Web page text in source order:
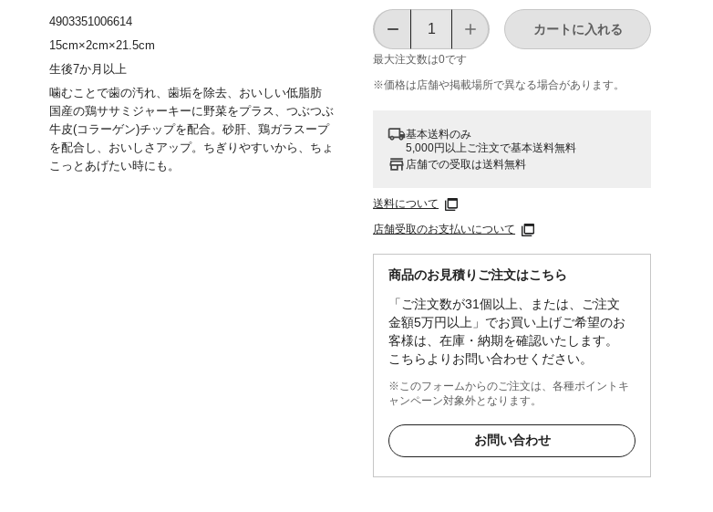
最大注文数は0です
カートに入れる
※価格は​店舗や​掲載場所で​異なる​場合が​あります。
基本送料のみ
5,000円以上ご注文で基本送料無料
店舗での受取は送料無料
送料について
店舗受取のお支払いについて
商品のお見積りご注文はこちら
「ご注文数が31個以上、または、ご注文
金額5万円以上」でお買い上げご希望のお
客様は、在庫・納期を確認いたします。
こちらよりお問い合わせください。
※このフォームからのご注文は、各種ポイントキ
ャンペーン対象外となります。
お問い合わせ
4903351006614
15cm×2cm×21.5cm
生後7か月以上
噛むことで歯の汚れ、歯垢を除去、おいしい低脂肪
国産の鶏ササミジャーキーに野菜をプラス、つぶつぶ
牛皮(コラーゲン)チップを配合。砂肝、鶏ガラスープ
を配合し、おいしさアップ。ちぎりやすいから、ちょ
こっとあげたい時にも。